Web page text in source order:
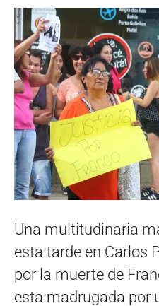
Una multitudinaria
esta tarde en Carlos
por la muerte de
esta madrugada por